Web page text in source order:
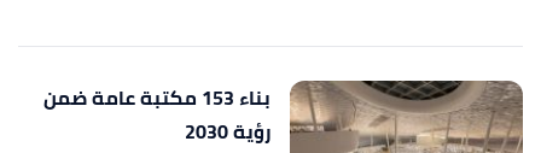
بناء 153 مكتبة عامة ضمن
رؤية 2030